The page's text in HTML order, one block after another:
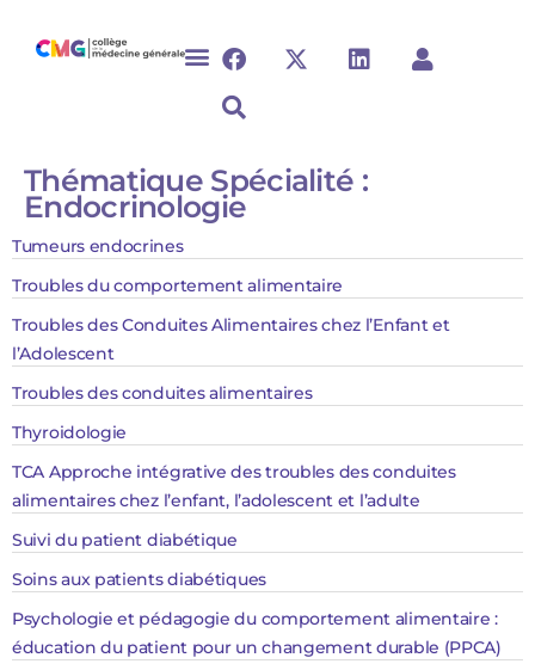
Thématique Spécialité :
Endocrinologie
Tumeurs endocrines
Troubles du comportement alimentaire
Troubles des Conduites Alimentaires chez l’Enfant et
l’Adolescent
Troubles des conduites alimentaires
Thyroidologie
TCA Approche intégrative des troubles des conduites
alimentaires chez l’enfant, l’adolescent et l’adulte
Suivi du patient diabétique
Soins aux patients diabétiques
Psychologie et pédagogie du comportement alimentaire :
éducation du patient pour un changement durable (PPCA)